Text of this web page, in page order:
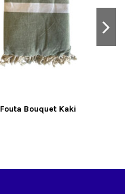
Fouta Bouquet Kaki